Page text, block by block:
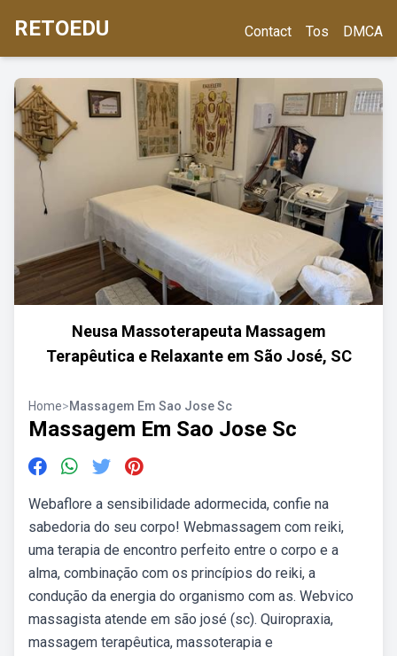
RETOEDU Contact Tos DMCA
Neusa Massoterapeuta Massagem
Terapêutica e Relaxante em São José, SC
Home>Massagem Em Sao Jose Sc
Massagem Em Sao Jose Sc
Webaflore a sensibilidade adormecida, confie na
sabedoria do seu corpo! Webmassagem com reiki,
uma terapia de encontro perfeito entre o corpo e a
alma, combinação com os princípios do reiki, a
condução da energia do organismo com as. Webvico
massagista atende em são josé (sc). Quiropraxia,
massagem terapêutica, massoterapia e